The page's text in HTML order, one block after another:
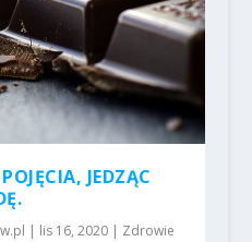
JEDZĄC
| lis 16, 2020| Zdrowie